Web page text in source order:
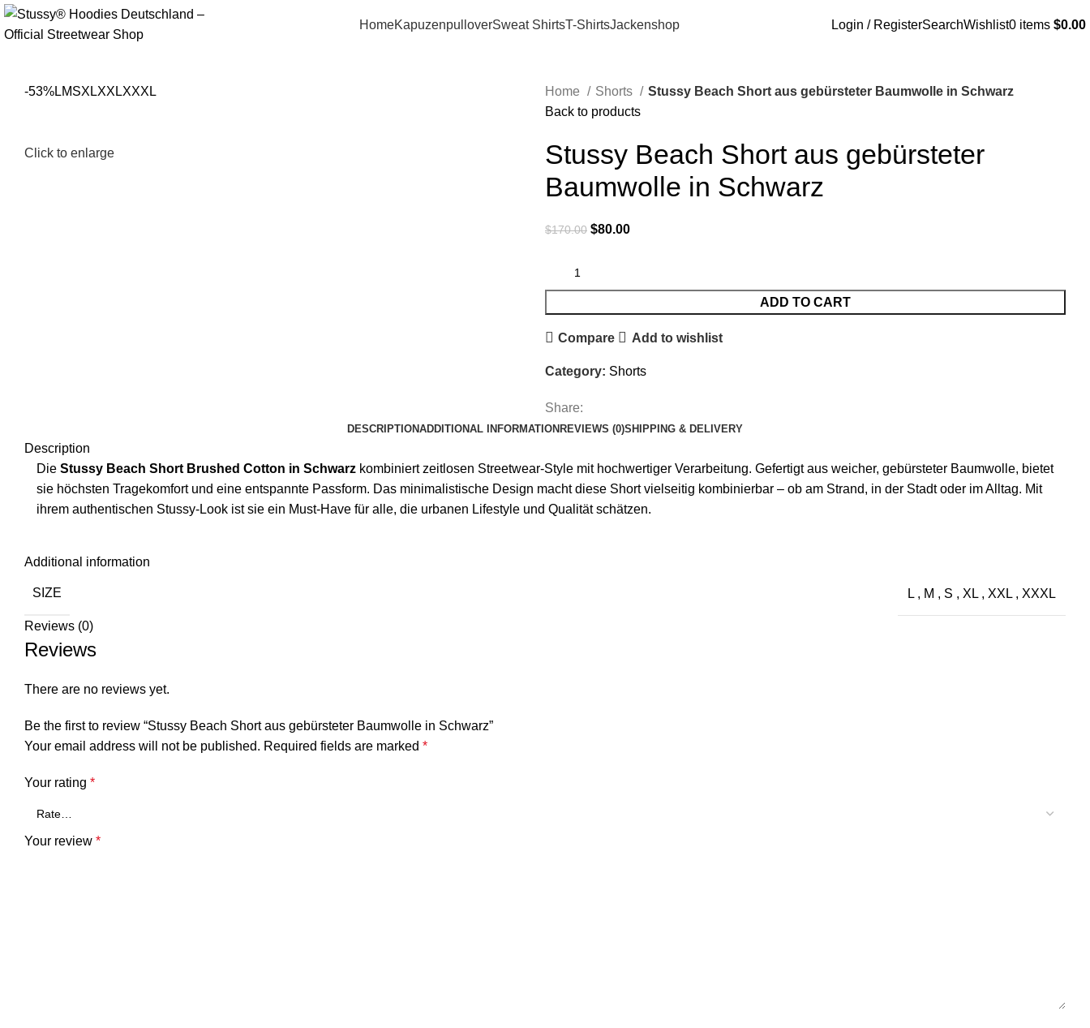
HomeKapuzenpulloverSweat ShirtsT-ShirtsJackenshop Login / RegisterSearchWishlist0 items $0.00
-53%LMSXLXXLXXXL
Click to enlarge
Home Shorts
Stussy Beach Short aus gebürsteter Baumwolle in Schwarz
Back to products
Stussy Beach Short aus gebürsteter
Baumwolle in Schwarz
$170.00 Original
$170.00.
$80.00Current
$80.00.
ADD TO CART
Compare Add to wishlist
Category: Shorts
Share:
DESCRIPTIONADDITIONAL INFORMATION REVIEWS (0)SHIPPING & DELIVERY
Description
Die Stussy Beach Short Brushed Cotton in Schwarz kombiniert zeitlosen Streetwear-Style mit hochwertiger Verarbeitung. Gefertigt aus weicher, gebürsteter Baumwolle, bietet
sie höchsten Tragekomfort und eine entspannte Passform. Das minimalistische Design macht diese Short vielseitig kombinierbar – ob am Strand, in der Stadt oder im Alltag. Mit
ihrem authentischen Stussy-Look ist sie ein Must-Have für alle, die urbanen Lifestyle und Qualität schätzen.
Additional information
SIZE L , M , S , XL , XXL , XXXL
Reviews (0)
Reviews
There are no reviews yet.
Be the first to review “Stussy Beach Short aus gebürsteter Baumwolle in Schwarz”
Your email address will not be published. Required fields are marked *
Your rating *
Your review *